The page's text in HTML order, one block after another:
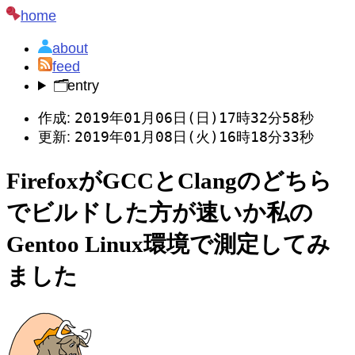
home
about
feed
🗂️entry
作成: 2019年01月06日(日)17時32分58秒
更新: 2019年01月08日(火)16時18分33秒
FirefoxがGCCとClangのどちら
でビルドした方が速いか私の
Gentoo Linux環境で測定してみ
ました